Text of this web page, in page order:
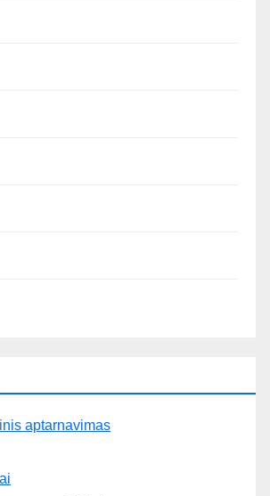
aptarnavimas